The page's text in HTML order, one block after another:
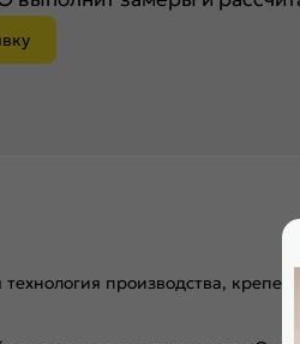
технология производства,